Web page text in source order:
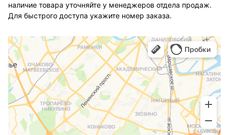
наличие товара уточняйте у менеджеров отдела продаж.
Для быстрого доступа укажите номер заказа.